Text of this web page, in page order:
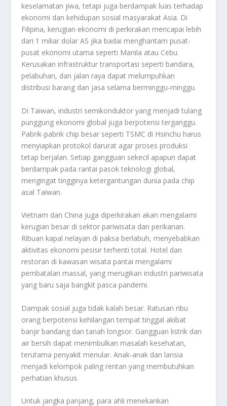
keselamatan jiwa, tetapi juga berdampak luas terhadap
ekonomi dan kehidupan sosial masyarakat Asia. Di
Filipina, kerugian ekonomi di perkirakan mencapai lebih
dari 1 miliar dolar AS jika badai menghantam pusat-
pusat ekonomi utama seperti Manila atau Cebu.
Kerusakan infrastruktur transportasi seperti bandara,
pelabuhan, dan jalan raya dapat melumpuhkan
distribusi barang dan jasa selama berminggu-minggu.
Di Taiwan, industri semikonduktor yang menjadi tulang
punggung ekonomi global juga berpotensi terganggu.
Pabrik-pabrik chip besar seperti TSMC di Hsinchu harus
menyiapkan protokol darurat agar proses produksi
tetap berjalan. Setiap gangguan sekecil apapun dapat
berdampak pada rantai pasok teknologi global,
mengingat tingginya ketergantungan dunia pada chip
asal Taiwan.
Vietnam dan China juga diperkirakan akan mengalami
kerugian besar di sektor pariwisata dan perikanan.
Ribuan kapal nelayan di paksa berlabuh, menyebabkan
aktivitas ekonomi pesisir terhenti total. Hotel dan
restoran di kawasan wisata pantai mengalami
pembatalan massal, yang merugikan industri pariwisata
yang baru saja bangkit pasca pandemi.
Dampak sosial juga tidak kalah besar. Ratusan ribu
orang berpotensi kehilangan tempat tinggal akibat
banjir bandang dan tanah longsor. Gangguan listrik dan
air bersih dapat menimbulkan masalah kesehatan,
terutama penyakit menular. Anak-anak dan lansia
menjadi kelompok paling rentan yang membutuhkan
perhatian khusus.
Untuk jangka panjang, para ahli menekankan